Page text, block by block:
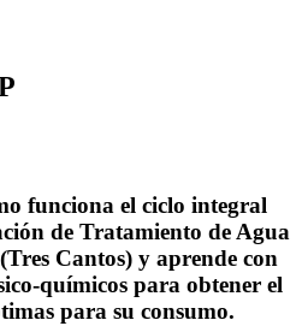
funciona el ciclo integral
de Tratamiento de Agua
Cantos) y aprende con
químicos para obtener el
para su consumo.